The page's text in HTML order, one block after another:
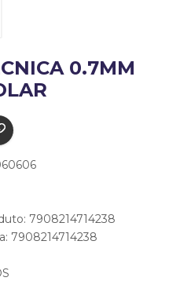
0.7MM
7908214714238
7908214714238